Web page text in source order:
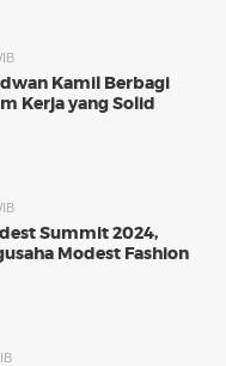
Kamil Berbagi
Kerja yang Solid
Summit 2024,
Modest Fashion